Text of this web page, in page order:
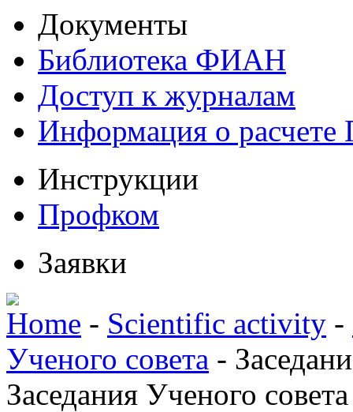
Документы
Библиотека ФИАН
Доступ к журналам
Информация о
Инструкции
Профком
Заявки
Home - Scientific activity -
Ученого совета -
Заседания Ученого